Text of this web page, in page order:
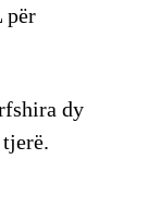
për
dy